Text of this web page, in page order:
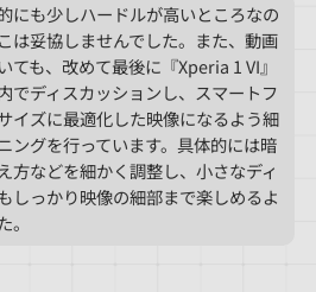
にも少しハードルが高いところなの
は妥協しませんでした。また、動画
ても、改めて最後に『Xperia 1 VI』
でディスカッションし、スマートフ
イズに最適化した映像になるよう細
ングを行っています。具体的には暗
方などを細かく調整し、小さなディ
しっかり映像の細部まで楽しめるよ
。